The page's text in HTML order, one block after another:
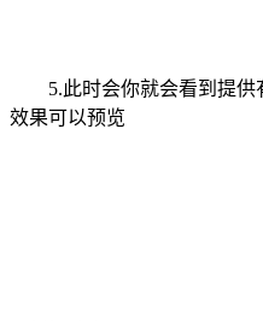
5.此时会你就会看到提供有
效果可以预览